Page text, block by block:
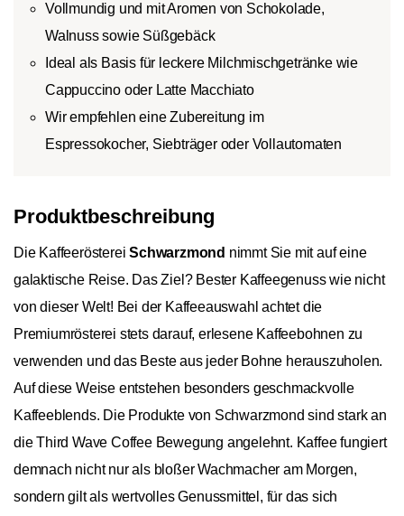
Vollmundig und mit Aromen von Schokolade,
Walnuss sowie Süßgebäck
Ideal als Basis für leckere Milchmischgetränke wie
Cappuccino oder Latte Macchiato
Wir empfehlen eine Zubereitung im
Espressokocher, Siebträger oder Vollautomaten
Produktbeschreibung
Die KaffeeröstereiSchwarzmond nimmt Sie mit auf eine
galaktische Reise. Das Ziel? Bester Kaffeegenuss wie nicht
von dieser Welt! Bei der Kaffeeauswahl achtet die
Premiumrösterei stets darauf, erlesene Kaffeebohnen zu
verwenden und das Beste aus jeder Bohne herauszuholen.
Auf diese Weise entstehen besonders geschmackvolle
Kaffeeblends. Die Produkte von Schwarzmond sind stark an
die Third Wave Coffee Bewegung angelehnt. Kaffee fungiert
demnach nicht nur als bloßer Wachmacher am Morgen,
sondern gilt als wertvolles Genussmittel, für das sich